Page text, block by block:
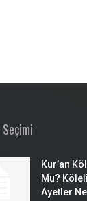
Kur’an
Mu?
Ayetler